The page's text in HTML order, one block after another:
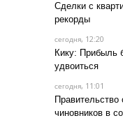
Сделки с
рекорды
сегодня, 12:20
Кику: Прибыль
удвоиться
сегодня, 11:01
чиновников в